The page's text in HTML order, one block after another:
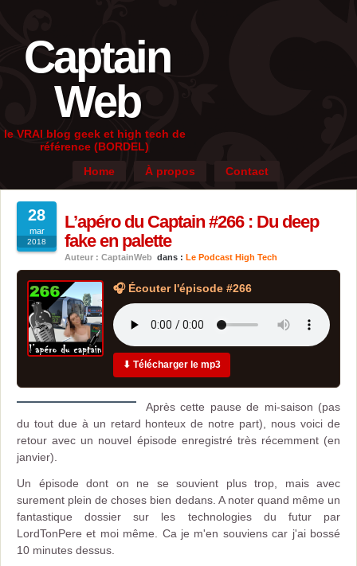
Captain
Web
le VRAI blog geek et high tech de
référence (BORDEL)
Home
À propos Contact
28
mar
2018
L’apéro du Captain #266 : Du deep
fake en palette
Auteur : CaptainWeb dans : Le Podcast High Tech
🎧 Écouter l'épisode #266
⬇ Télécharger le mp3
Après cette pause de mi-saison (pas
du tout due à un retard honteux de notre part), nous voici de
retour avec un nouvel épisode enregistré très récemment (en
janvier).
Un épisode dont on ne se souvient plus trop, mais avec
surement plein de choses bien dedans. A noter quand même un
fantastique dossier sur les technologies du futur par
LordTonPere et moi même. Ca je m'en souviens car j'ai bossé
10 minutes dessus.